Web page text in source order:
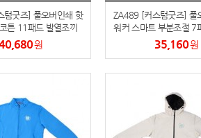
텀굿즈] 풀오버인쇄 핫
튼 11패드 발열조끼
스제작가능)
원
ZA489 [커스텀굿즈] 풀
워커 스마트 부분조절 7
끼 (박스제작가
35,160원